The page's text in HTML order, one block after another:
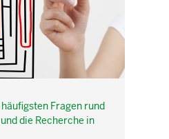
Fragen rund
die Recherche in